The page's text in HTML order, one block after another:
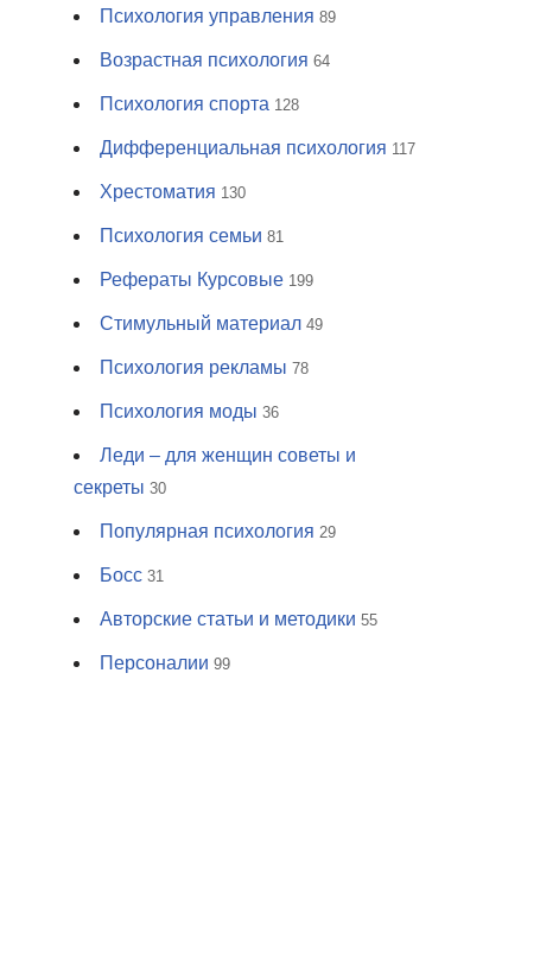
Психология управления 89
Возрастная психология 64
Психология спорта 128
Дифференциальная психология 117
Хрестоматия 130
Психология семьи 81
Рефераты Курсовые 199
Стимульный материал 49
Психология рекламы 78
Психология моды 36
Леди – для женщин советы и
секреты 30
Популярная психология 29
Босс 31
Авторские статьи и методики 55
Персоналии 99